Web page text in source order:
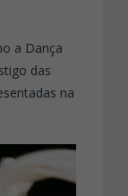
a Dança
das
na